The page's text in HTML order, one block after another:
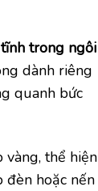
trong ngôi
dành riêng
quanh bức
vàng, thể hiện
đèn hoặc nến